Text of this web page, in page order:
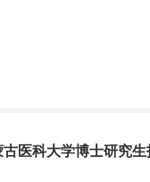
副教授235人，具有
人，兼职博士生导师
学团队和4个自治区级
制定本须知，望考生认
年硕士研究生招生复
个pdf格式文件（10Mb
医科大学博士研究